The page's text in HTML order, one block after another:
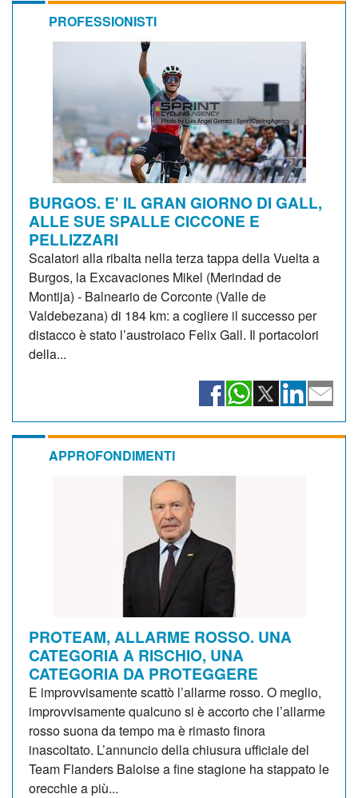
PROFESSIONISTI
BURGOS. E' IL GRAN GIORNO DI GALL,
ALLE SUE SPALLE CICCONE E
PELLIZZARI
Scalatori alla ribalta nella terza tappa della Vuelta a
Burgos, la Excavaciones Mikel (Merindad de
Montija) - Balneario de Corconte (Valle de
Valdebezana) di 184 km: a cogliere il successo per
distacco è stato l’austroiaco Felix Gall. Il portacolori
della...
APPROFONDIMENTI
PROTEAM, ALLARME ROSSO. UNA
CATEGORIA A RISCHIO, UNA
CATEGORIA DA PROTEGGERE
E improvvisamente scattò l’allarme rosso. O meglio,
improvvisamente qualcuno si è accorto che l’allarme
rosso suona da tempo ma è rimasto finora
inascoltato. L’annuncio della chiusura ufficiale del
Team Flanders Baloise a fine stagione ha stappato le
orecchie a più...